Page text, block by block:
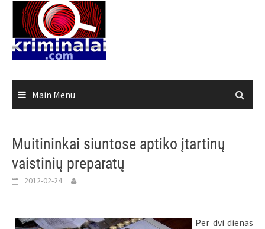
content
Main Menu
Muitininkai siuntose aptiko įtartinų
vaistinių preparatų
2012-02-24
Per dvi dienas